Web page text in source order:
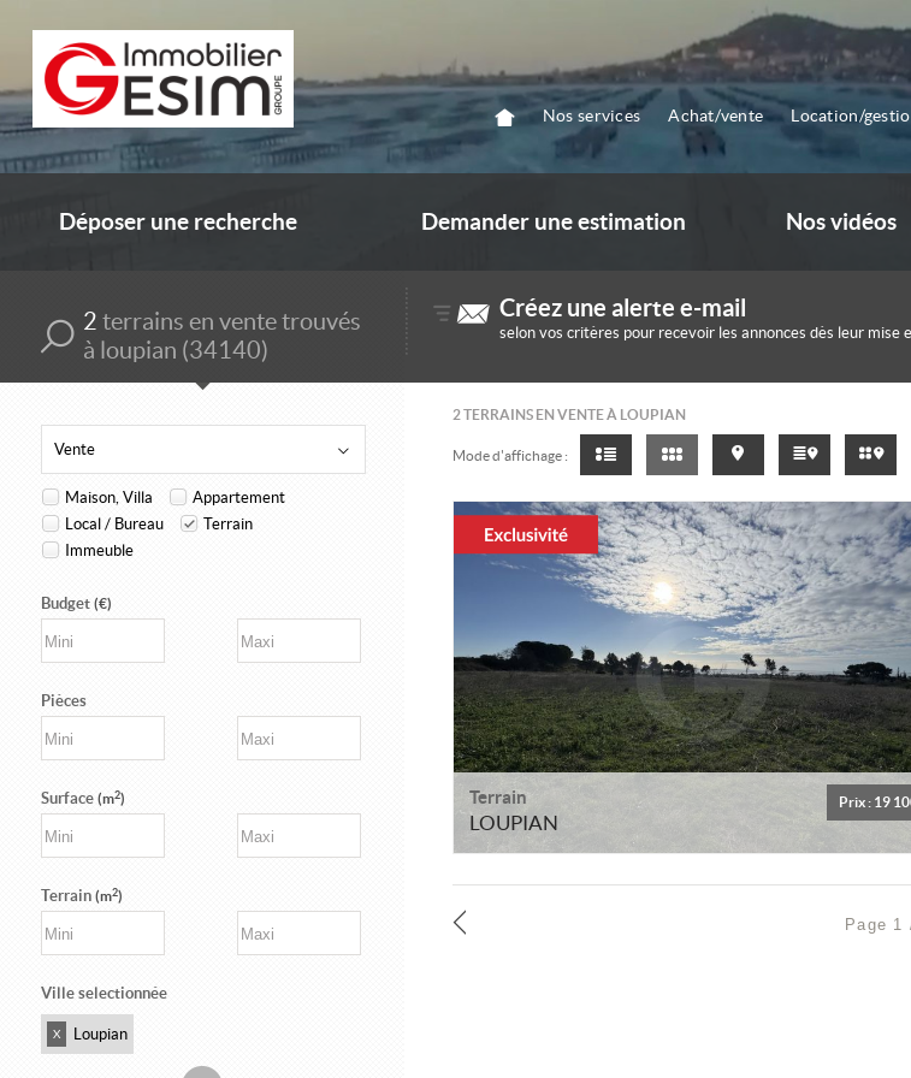
Nos services Achat/vente Location/
Déposer une recherche Demander une estimation Nos vidéos
2 terrains en vente trouvés
à loupian (34140)
Créez une alerte e-mail
selon vos critères pour recevoir les annonces dès leur mise
Vente
Maison, Villa
Appartement
Local / Bureau
Terrain
Immeuble
Budget (€)
Pièces
Surface (m2)
Terrain (m2)
Ville selectionnée
X Loupian
2TERRAINS EN VENTE À LOUPIAN
Mode d'affichage :
Terrain
LOUPIAN
Prix : 19
Page 1